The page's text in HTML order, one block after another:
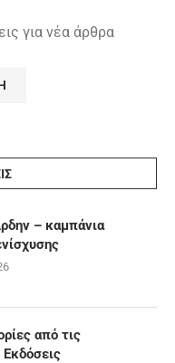
για νέα άρθρα
– καμπάνια
από τις
Εκδόσεις